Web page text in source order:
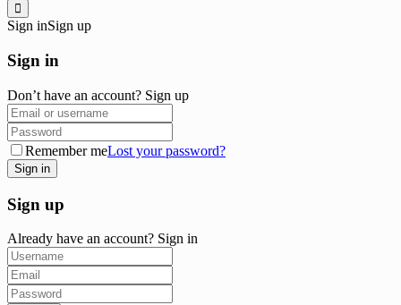
Sign inSign up
Sign in
Don’t have an account? Sign up
Remember meLost your password?
Sign up
Already have an account? Sign in